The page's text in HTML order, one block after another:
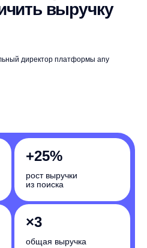
платформы any
×3
из поиска
релевантность